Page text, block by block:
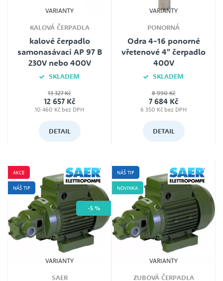
VARIANTY
KALOVÁ ČERPADLA
kalové čerpadlo
samonasávací AP 97 B
230V nebo 400V
SKLADEM
Jmenovité napětí
230V i 400V (dle typu)
13 327 Kč
12 657 Kč
10 460 Kč bez DPH
DETAIL
VARIANTY
PONORNÁ
Odra 4-16 ponorné
vřetenové 4" čerpadlo
400V
SKLADEM
Jmenovité napětí
400 V
8 990 Kč
7 684 Kč
6 350 Kč bez DPH
DETAIL
AKCE
NÁŠ TIP
-5 %
VARIANTY
SAER
NÁŠ TIP
NOVINKA
VARIANTY
ZUBOVÁ ČERPADLA